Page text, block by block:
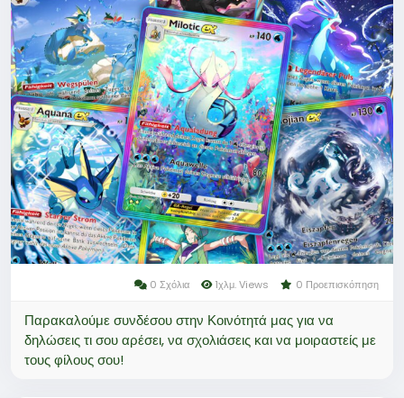
vertrauenswürdige Anbieter aufladen.\nSo
verbesserst du dein Spielerlebnis und erhöhst deine
Chancen auf seltene Karten.
Warum sollten Sie bei LootBar Poké Gold aufladen?
Wenn Spieler Poké Gold aufladen möchten, sollten
sie die lootbar(https://www.lootbar.com/de/?
utm_source=blog) Spielhandelsplattform in
Betracht ziehen. Diese Plattform bietet eine Reihe
von Vorteilen, die den Kauf von Poké Gold
besonders attraktiv machen.
0 Σχόλια 1χλμ. Views 0 Προεπισκόπηση
Παρακαλούμε συνδέσου στην Κοινότητά μας για να
δηλώσεις τι σου αρέσει, να σχολιάσεις και να μοιραστείς με
τους φίλους σου!